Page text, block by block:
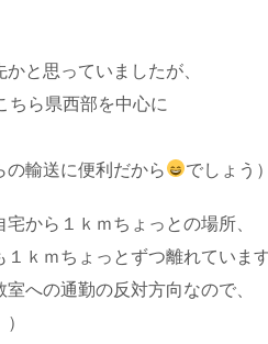
と思っていましたが、
ちら県西部を中心に
の輸送に便利だから
でしょう）
から１ｋｍちょっとの場所、
ｋｍちょっとずつ離れています
室への通勤の反対方向なので、